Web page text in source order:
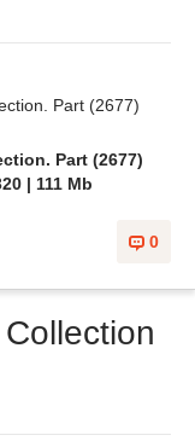
Part (2677)
| 111 Mb
0